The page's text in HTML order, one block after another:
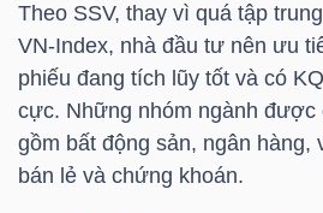
Theo SSV, thay vì quá tập
VN-Index, nhà đầu tư nên ưu
phiếu đang tích lũy tốt và có
cực. Những nhóm ngành được
gồm bất động sản, ngân hàng,
bán lẻ và chứng khoán.
Ngành
(-)
VS-
SECTOR